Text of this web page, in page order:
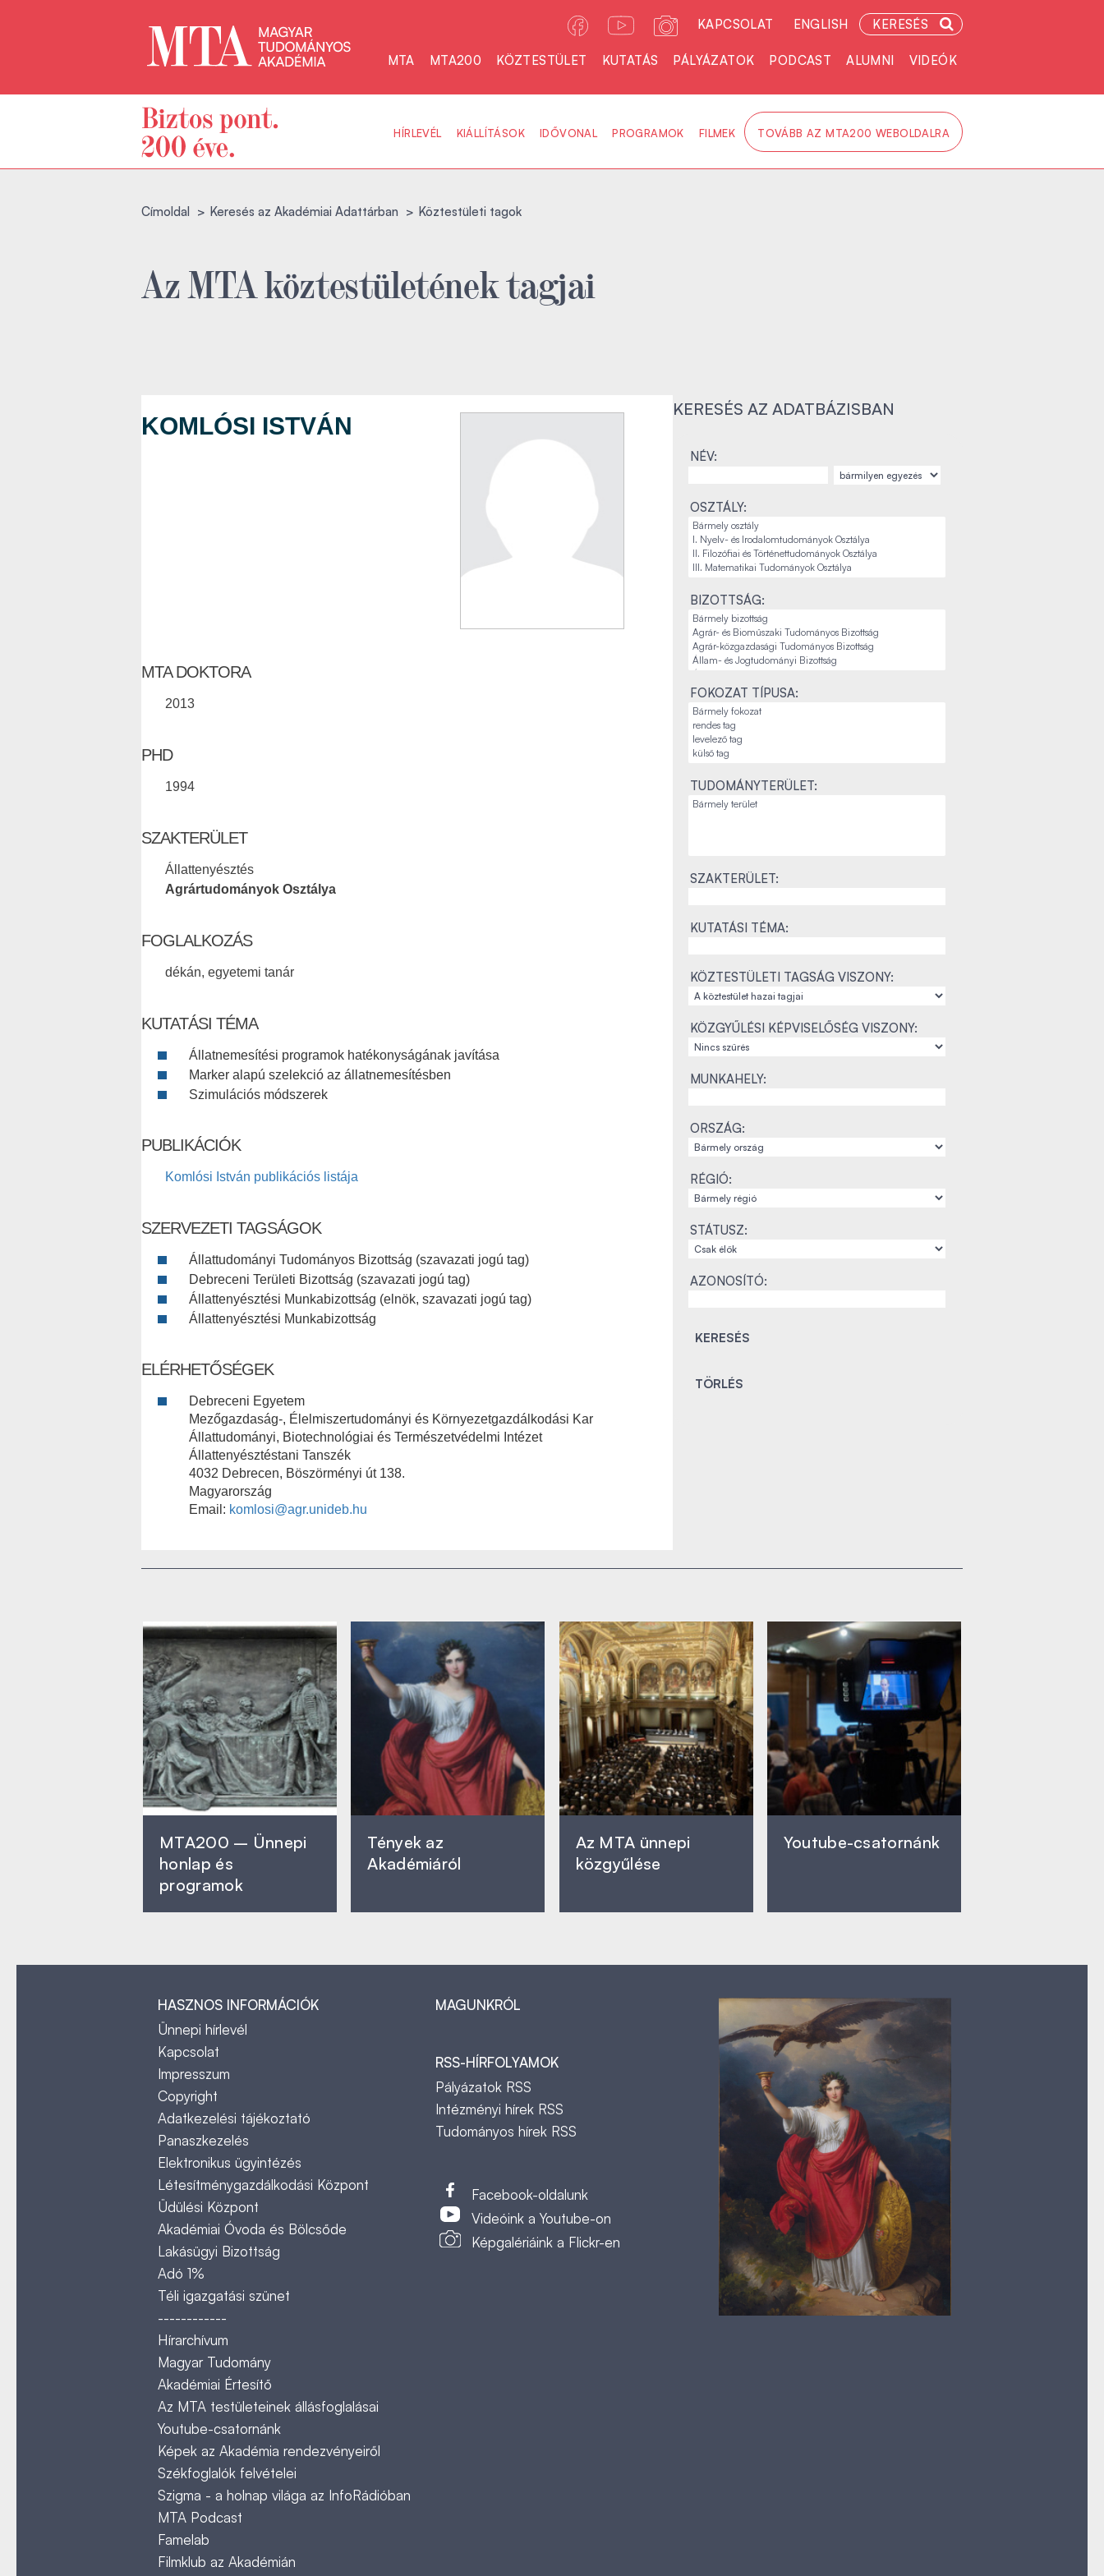
KAPCSOLAT ENGLISH KERESÉS
MTA MTA200 KÖZTESTÜLET KUTATÁS PÁLYÁZATOK PODCAST ALUMNI VIDEÓK
HÍRLEVÉL KIÁLLÍTÁSOK IDŐVONAL PROGRAMOK FILMEK TOVÁBB AZ MTA200 WEBOLDALRA
Címoldal Keresés az Akadémiai Adattárban Köztestületi tagok
Az MTA köztestületének tagjai
KOMLÓSI ISTVÁN
MTA DOKTORA
2013
PHD
1994
SZAKTERÜLET
Állattenyésztés
Agrártudományok Osztálya
FOGLALKOZÁS
dékán, egyetemi tanár
KUTATÁSI TÉMA
Állatnemesítési programok hatékonyságának javítása
Marker alapú szelekció az állatnemesítésben
Szimulációs módszerek
PUBLIKÁCIÓK
Komlósi István publikációs listája
SZERVEZETI TAGSÁGOK
Állattudományi Tudományos Bizottság (szavazati jogú tag)
Debreceni Területi Bizottság (szavazati jogú tag)
Állattenyésztési Munkabizottság (elnök, szavazati jogú tag)
Állattenyésztési Munkabizottság
ELÉRHETŐSÉGEK
Debreceni Egyetem
Mezőgazdaság-, Élelmiszertudományi és Környezetgazdálkodási Kar
Állattudományi, Biotechnológiai és Természetvédelmi Intézet
Állattenyésztéstani Tanszék
4032 Debrecen, Böszörményi út 138.
Magyarország
Email: komlosi@agr.unideb.hu
KERESÉS AZ ADATBÁZISBAN
NÉV:
OSZTÁLY:
BIZOTTSÁG:
FOKOZAT TÍPUSA:
TUDOMÁNYTERÜLET:
SZAKTERÜLET:
KUTATÁSI TÉMA:
KÖZTESTÜLETI TAGSÁG VISZONY:
KÖZGYŰLÉSI KÉPVISELŐSÉG VISZONY:
MUNKAHELY:
ORSZÁG:
RÉGIÓ:
STÁTUSZ:
AZONOSÍTÓ:
MTA200 – Ünnepi
honlap és
programok
Tények az
Akadémiáról
Az MTA ünnepi
közgyűlése
Youtube-csatornánk
HASZNOS INFORMÁCIÓK
Ünnepi hírlevél
Kapcsolat
Impresszum
Copyright
Adatkezelési tájékoztató
Panaszkezelés
Elektronikus ügyintézés
Létesítménygazdálkodási Központ
Üdülési Központ
Akadémiai Óvoda és Bölcsőde
Lakásügyi Bizottság
Adó 1%
Téli igazgatási szünet
------------
Hírarchívum
Magyar Tudomány
Akadémiai Értesítő
Az MTA testületeinek állásfoglalásai
Youtube-csatornánk
Képek az Akadémia rendezvényeiről
Székfoglalók felvételei
Szigma - a holnap világa az InfoRádióban
MTA Podcast
Famelab
Filmklub az Akadémián
MAGUNKRÓL
RSS-HÍRFOLYAMOK
Pályázatok RSS
Intézményi hírek RSS
Tudományos hírek RSS
Facebook-oldalunk
Videóink a Youtube-on
Képgalériáink a Flickr-en